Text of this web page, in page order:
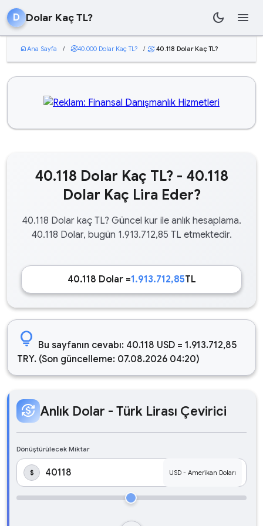
D Dolar Kaç TL? dark_mode menu
homeAna Sayfa / currency_exchange40.000 Dolar Kaç TL? / currency_exchange 40.118 Dolar Kaç TL?
40.118 Dolar Kaç TL? - 40.118
Dolar Kaç Lira Eder?
40.118 Dolar kaç TL? Güncel kur ile anlık hesaplama.
40.118 Dolar, bugün 1.913.712,85 TL etmektedir.
40.118 Dolar =1.913.712,85TL
lightbulb Bu sayfanın cevabı: 40.118 USD = 1.913.712,85
TRY. (Son güncelleme: 07.08.2026 04:20)
currency_exchange Anlık Dolar - Türk Lirası Çevirici
Dönüştürülecek Miktar
$